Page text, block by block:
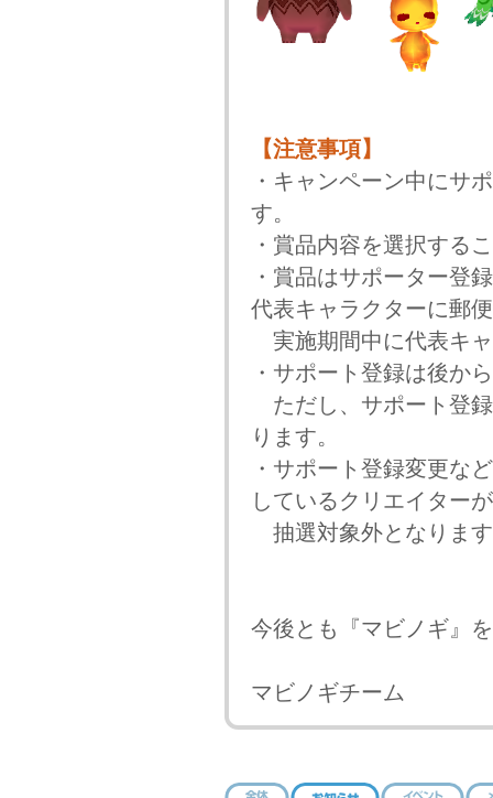
【注意事項】
・キャンペーン中にサ
す。
・賞品内容を選択する
・賞品はサポーター登
代表キャラクターに郵
実施期間中に代表キ
・サポート登録は後か
ただし、サポート登
ります。
・サポート登録変更な
しているクリエイター
抽選対象外となりま
今後とも『マビノギ』
マビノギチーム